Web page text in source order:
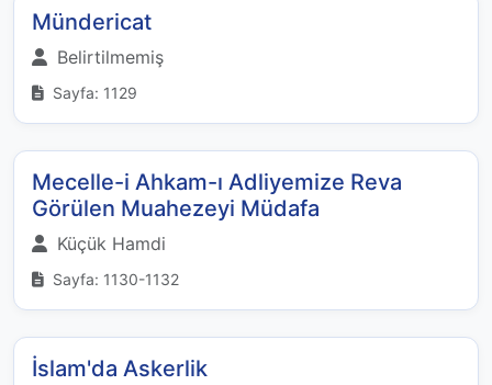
Mündericat
Belirtilmemiş
Sayfa: 1129
Mecelle-i Ahkam-ı Adliyemize Reva
Görülen Muahezeyi Müdafa
Küçük Hamdi
Sayfa: 1130-1132
İslam'da Askerlik